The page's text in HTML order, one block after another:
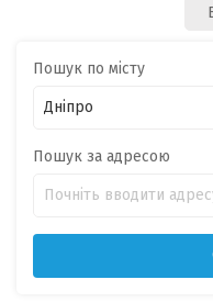
Пошук по місту
Пошук за адресою